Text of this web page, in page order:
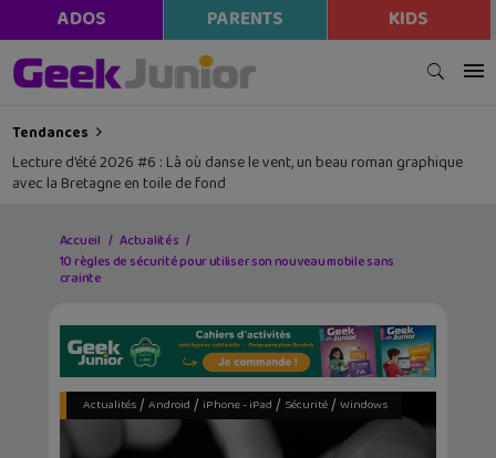
ADOS PARENTS KIDS
Tendances
Lecture d’été 2026 #6 : Là où danse le vent, un beau roman graphique
avec la Bretagne en toile de fond
Accueil
Actualités
10 règles de sécurité pour utiliser son nouveau mobile sans
crainte
Actualités/ Android / iPhone - iPad / Sécurité/ Windows
modal-check